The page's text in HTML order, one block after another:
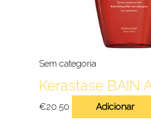
Sem categoria
Kerastase BAIN
€20.50 Adicionar